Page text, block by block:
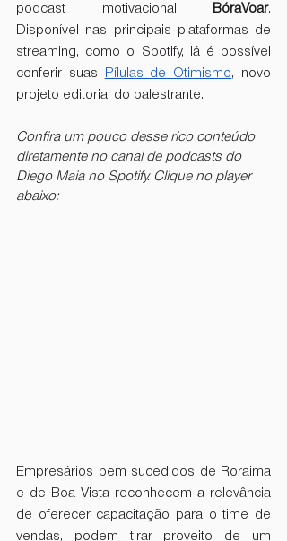
podcast motivacional
BóraVoar.
Disponível nas principais plataformas de
streaming, como o Spotify, lá é possível
conferir suas
Pílulas de Otimismo, novo
projeto editorial do palestrante.
Confira um pouco desse rico conteúdo
diretamente no canal de podcasts do
Diego Maia no Spotify. Clique no player
abaixo:
Empresários bem sucedidos de Roraima
e de Boa Vista reconhecem a relevância
de oferecer capacitação para o time de